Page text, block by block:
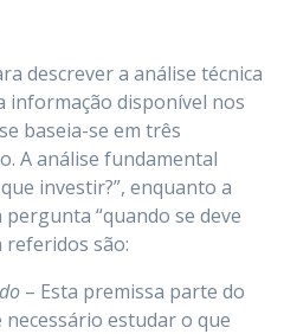
descrever a análise técnica
informação disponível nos
baseia-se em três
A análise fundamental
investir?”, enquanto a
“quando se deve
referidos são:
– Esta premissa parte do
estudar o que